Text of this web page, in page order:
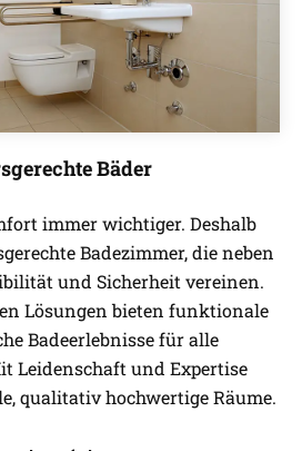
Bäder
immer wichtiger. Deshalb
Badezimmer, die neben
und Sicherheit vereinen.
Lösungen bieten funktionale
Badeerlebnisse für alle
Leidenschaft und Expertise
qualitativ hochwertige Räume.